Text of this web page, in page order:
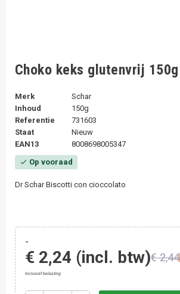
Choko keks glutenvrij 150g
Merk
Schar
Inhoud
150g
Referentie
731603
Staat
Nieuw
EAN13
8008698005347
check Op vooraad
Dr Schar Biscotti con cioccolato
-
€ 2,24 (incl. btw)€ 2,44
Inclusief belasting